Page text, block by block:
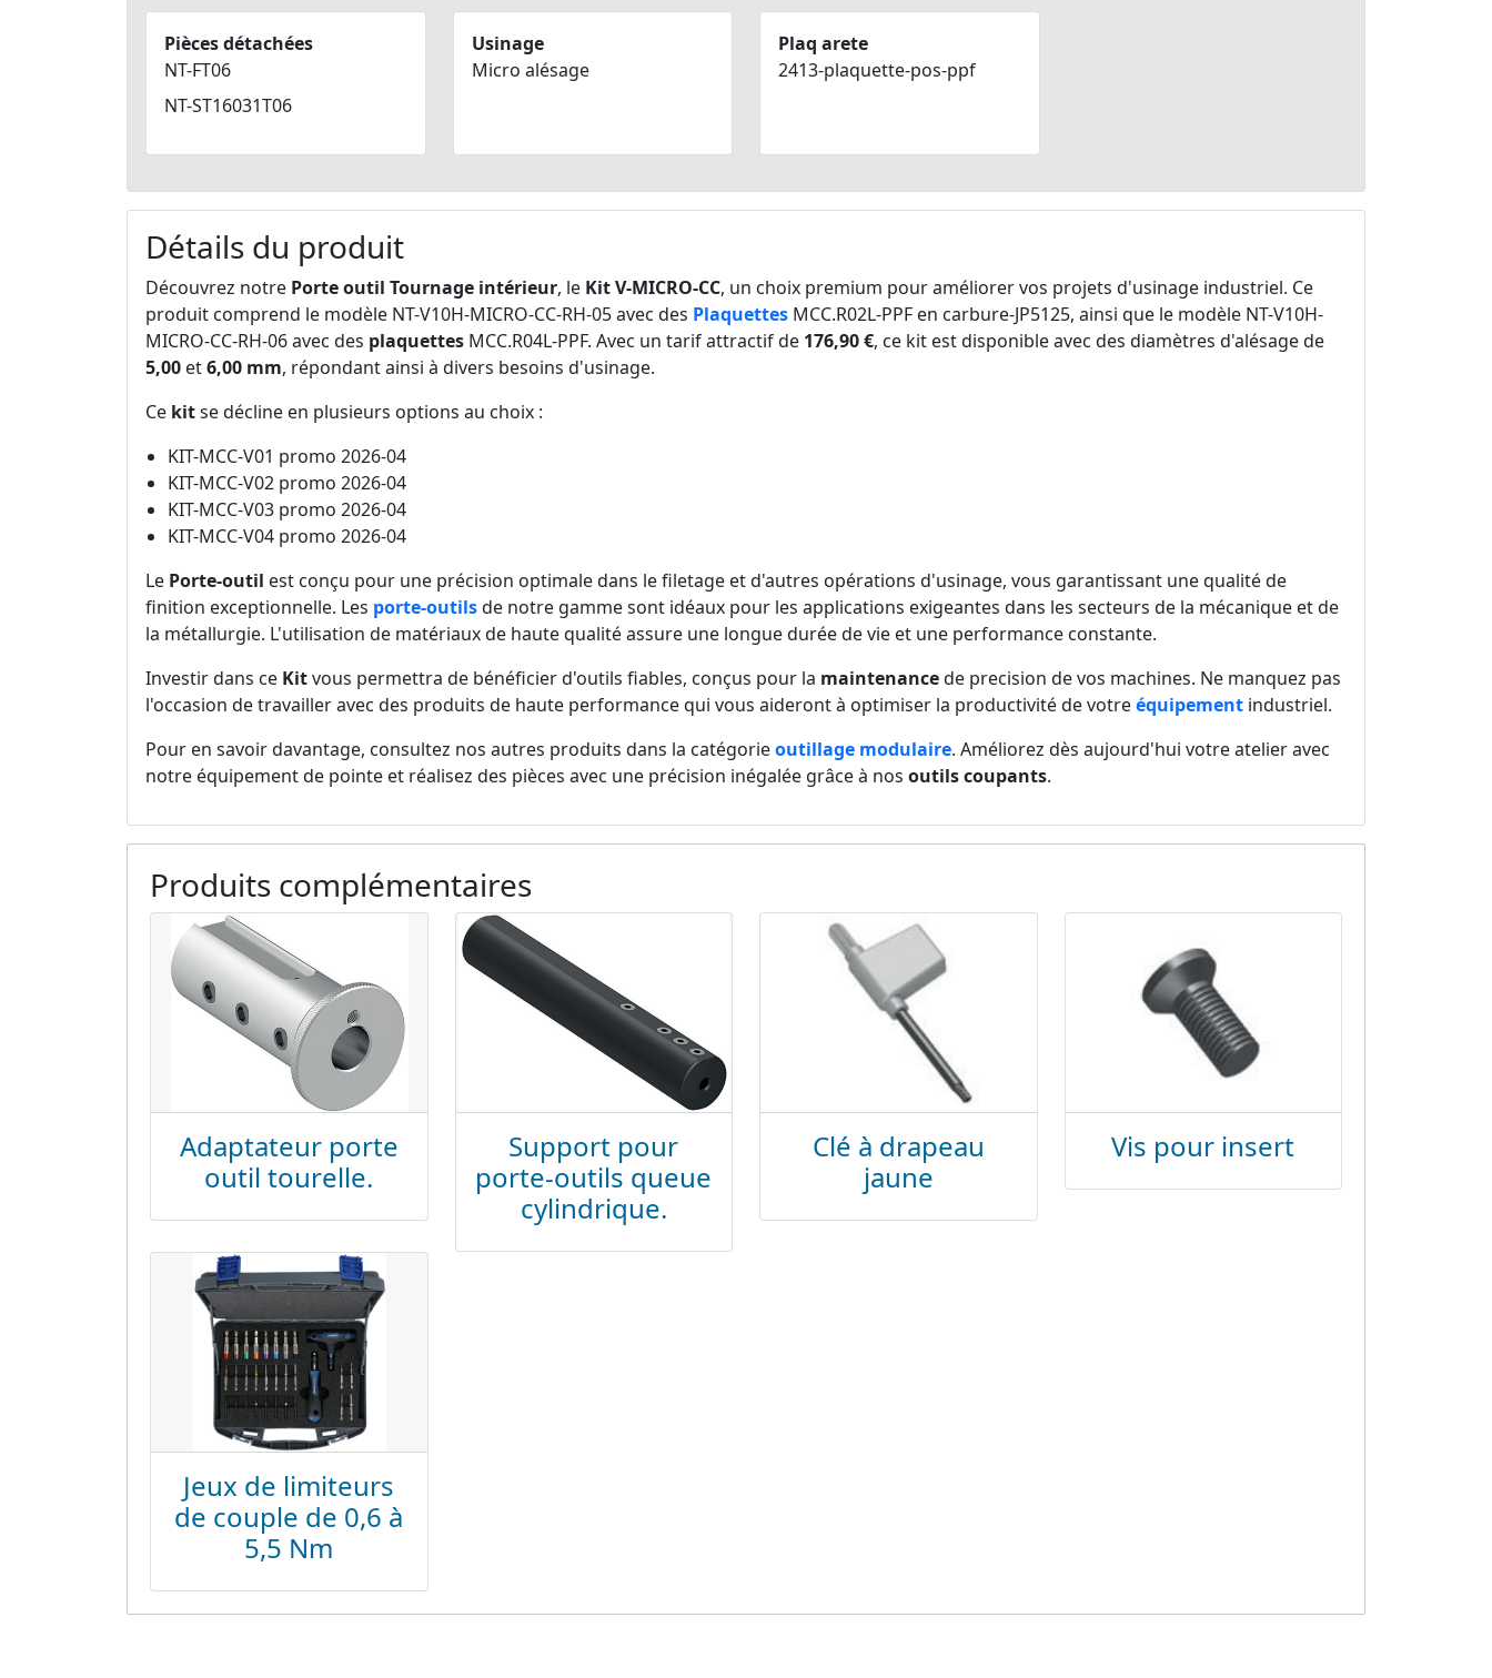
Pièces détachées
NT-FT06
NT-ST16031T06
Usinage
Micro alésage
Plaq arete
2413-plaquette-pos-ppf
Détails du produit
Découvrez notre Porte outil Tournage intérieur, le Kit V-MICRO-CC, un choix premium pour améliorer vos projets d'usinage industriel. Ce
produit comprend le modèle NT-V10H-MICRO-CC-RH-05 avec des Plaquettes MCC.R02L-PPF en carbure-JP5125, ainsi que le modèle NT-V10H-
MICRO-CC-RH-06 avec des plaquettes MCC.R04L-PPF. Avec un tarif attractif de 176,90 €, ce kit est disponible avec des diamètres d'alésage de
5,00 et6,00 mm, répondant ainsi à divers besoins d'usinage.
Ce kitse décline en plusieurs options au choix :
KIT-MCC-V01 promo 2026-04
KIT-MCC-V02 promo 2026-04
KIT-MCC-V03 promo 2026-04
KIT-MCC-V04 promo 2026-04
Le Porte-outil est conçu pour une précision optimale dans le filetage et d'autres opérations d'usinage, vous garantissant une qualité de
finition exceptionnelle. Les porte-outilsde notre gamme sont idéaux pour les applications exigeantes dans les secteurs de la mécanique et de
la métallurgie. L'utilisation de matériaux de haute qualité assure une longue durée de vie et une performance constante.
Investir dans ce Kitvous permettra de bénéficier d'outils fiables, conçus pour la maintenancede precision de vos machines. Ne manquez pas
l'occasion de travailler avec des produits de haute performance qui vous aideront à optimiser la productivité de votreéquipement industriel.
Pour en savoir davantage, consultez nos autres produits dans la catégorieoutillage modulaire. Améliorez dès aujourd'hui votre atelier avec
notre équipement de pointe et réalisez des pièces avec une précision inégalée grâce à nos outils coupants.
Produits complémentaires
Adaptateur porte
outil tourelle.
Support pour
porte-outils queue
cylindrique.
Clé à drapeau
jaune
Vis pour insert
Jeux de limiteurs
de couple de 0,6 à
5,5 Nm